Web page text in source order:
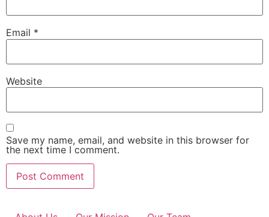
Email *
Website
Save my name, email, and website in this browser for
the next time I comment.